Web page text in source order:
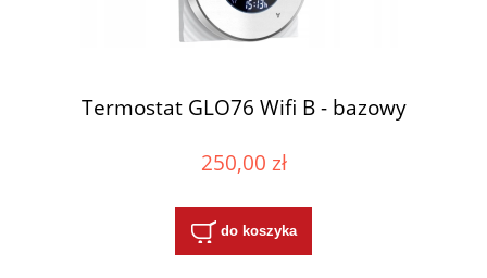
Termostat GLO76 Wifi B - bazowy
250,00 zł
do koszyka